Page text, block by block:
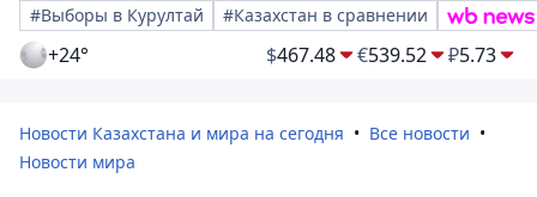
#Выборы в Курултай
#Казахстан в сравнении
+24° $467.48 €539.52 ₽5.73
Новости Казахстана и мира на сегодня
Все новости
Новости мира